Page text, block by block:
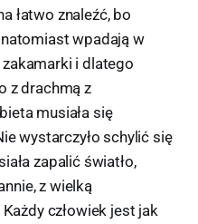
łatwo znaleźć, bo
wpadają w
i dlatego
z drachmą z
musiała się
wystarczyło schylić się
zapalić światło,
z wielką
człowiek jest jak